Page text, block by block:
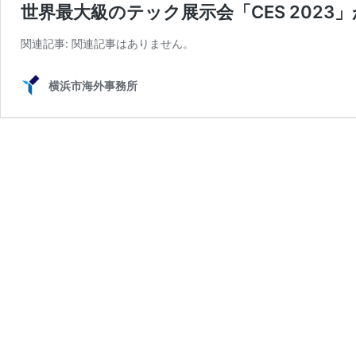
世界最大級のテック展示会「CES 2023
関連記事: 関連記事はありません。
横浜市海外事務所